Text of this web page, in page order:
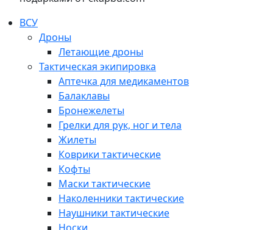
ВСУ
Дроны
Летающие дроны
Тактическая экипировка
Аптечка для медикаментов
Балаклавы
Бронежелеты
Грелки для рук, ног и тела
Жилеты
Коврики тактические
Кофты
Маски тактические
Наколенники тактические
Наушники тактические